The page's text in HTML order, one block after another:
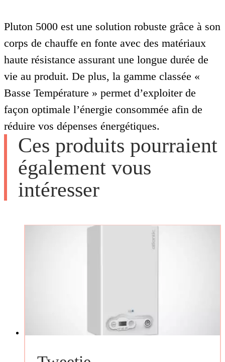
Pluton 5000 est une solution robuste grâce à son
corps de chauffe en fonte avec des matériaux
haute résistance assurant une longue durée de
vie au produit. De plus, la gamme classée «
Basse Température » permet d’exploiter de
façon optimale l’énergie consommée afin de
réduire vos dépenses énergétiques.
Ces produits pourraient
également vous
intéresser